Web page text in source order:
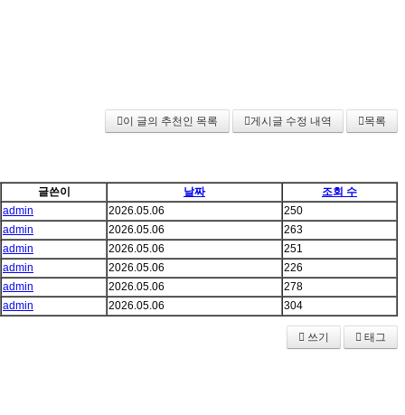
이 글의 추천인 목록 게시글 수정 내역 목록
글쓴이 날짜
조회 수
admin
2026.05.06
250
admin
2026.05.06
263
admin
2026.05.06
251
admin
2026.05.06
226
admin
2026.05.06
278
admin
2026.05.06 304
쓰기 태그